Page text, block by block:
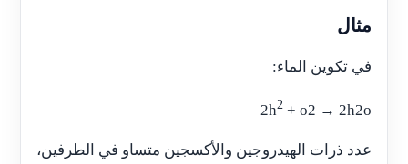
مثال
في تكوين الماء:
2h2 + o2 → 2h2o
عدد ذرات الهيدروجين والأكسجين متساو في الطرفين،